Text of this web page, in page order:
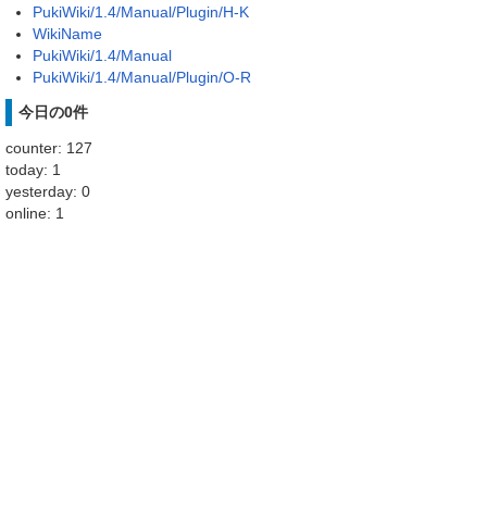
PukiWiki/1.4/Manual/Plugin/H-K
WikiName
PukiWiki/1.4/Manual
PukiWiki/1.4/Manual/Plugin/O-R
今日の0件
counter: 127
today: 1
yesterday: 0
online: 1